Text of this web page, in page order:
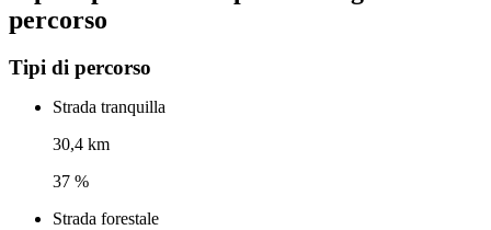
percorso
Tipi di percorso
Strada tranquilla
30,4 km
37 %
Strada forestale